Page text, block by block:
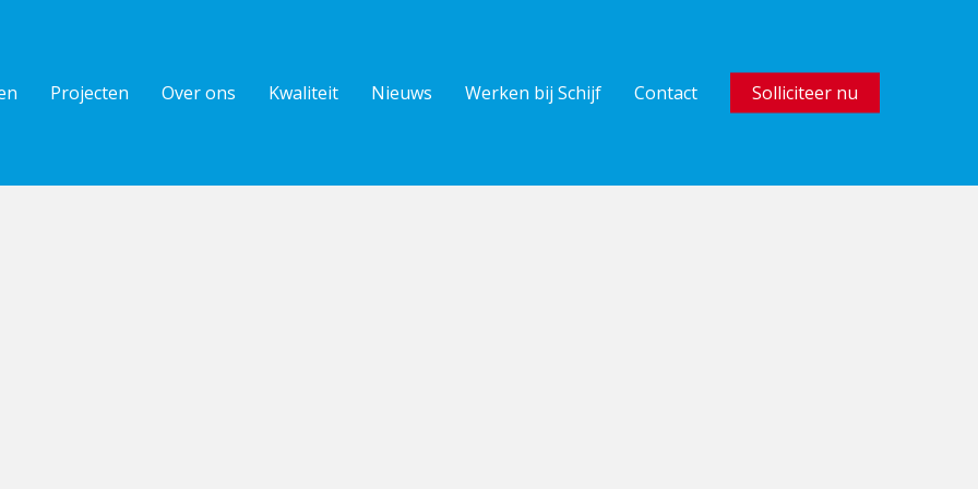
Projecten Over ons Kwaliteit Nieuws Werken bij Schijf Contact Solliciteer nu